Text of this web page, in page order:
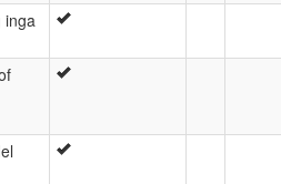
inga